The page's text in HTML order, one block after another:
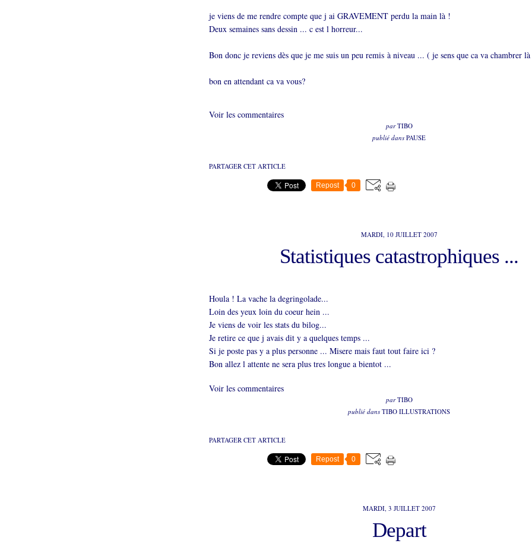
je viens de me rendre compte que j ai GRAVEMENT perdu la main là !
Deux semaines sans dessin ... c est l horreur...
Bon donc je reviens dès que je me suis un peu remis à niveau ... ( je sens que ca va chambrer
bon en attendant ca va vous?
Voir les commentaires
parTIBO
publié dans PAUSE
PARTAGER CET ARTICLE
Repost 0
MARDI, 10 JUILLET 2007
Statistiques catastrophiques ...
Houla ! La vache la degringolade...
Loin des yeux loin du coeur hein ...
Je viens de voir les stats du bilog...
Je retire ce que j avais dit y a quelques temps ...
Si je poste pas y a plus personne ... Misere mais faut tout faire ici ?
Bon allez l attente ne sera plus tres longue a bientot ...
Voir les commentaires
parTIBO
publié dans TIBO ILLUSTRATIONS
PARTAGER CET ARTICLE
Repost 0
MARDI, 3 JUILLET 2007
Depart